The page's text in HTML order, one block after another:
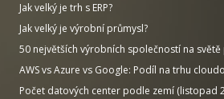
Jak velký je trh s ERP?
Jak velký je výrobní průmysl?
50 největších výrobních společností na
AWS vs Azure vs Google: Podíl na trhu
Počet datových center podle zemí (listopad